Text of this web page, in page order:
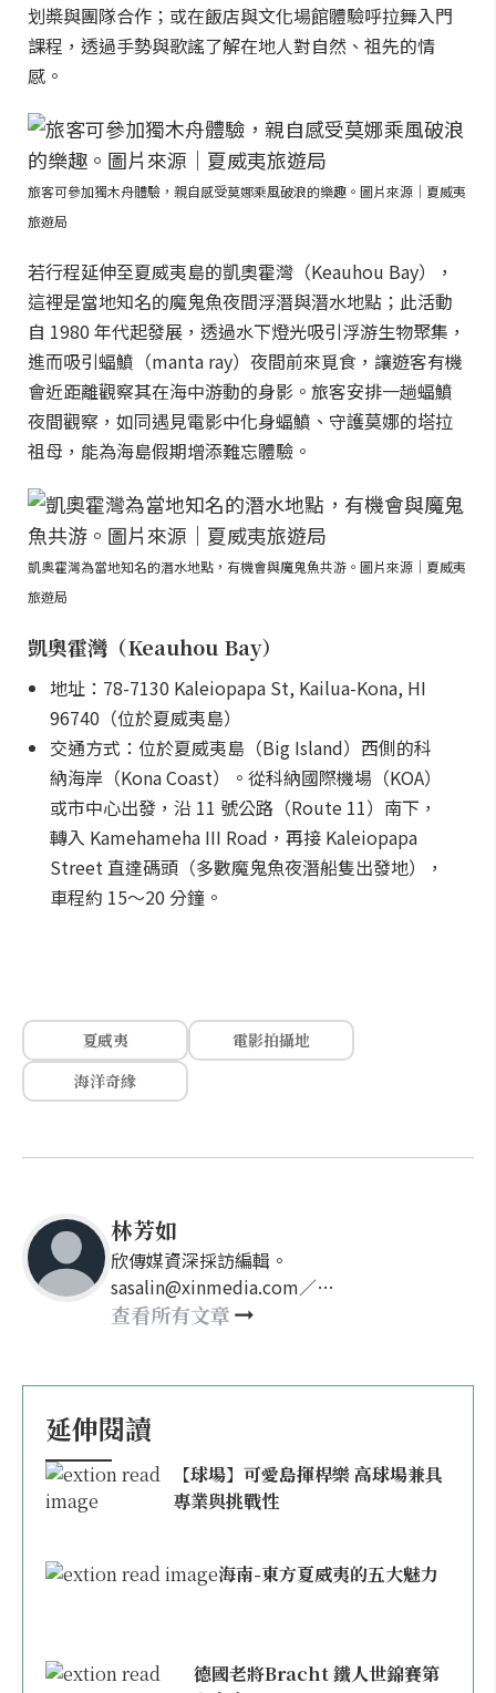
划槳與團隊合作；或在飯店與文化場館體驗呼拉舞入門
課程，透過手勢與歌謠了解在地人對自然、祖先的情
感。
旅客可參加獨木舟體驗，親自感受莫娜乘風破浪的樂趣。圖片來源｜夏威夷
旅遊局
若行程延伸至夏威夷島的凱奧霍灣（Keauhou Bay），
這裡是當地知名的魔鬼魚夜間浮潛與潛水地點；此活動
自 1980 年代起發展，透過水下燈光吸引浮游生物聚集，
進而吸引蝠鱝（manta ray）夜間前來覓食，讓遊客有機
會近距離觀察其在海中游動的身影。旅客安排一趟蝠鱝
夜間觀察，如同遇見電影中化身蝠鱝、守護莫娜的塔拉
祖母，能為海島假期增添難忘體驗。
凱奧霍灣為當地知名的潛水地點，有機會與魔鬼魚共游。圖片來源｜夏威夷
旅遊局
凱奧霍灣（Keauhou Bay）
地址：78-7130 Kaleiopapa St, Kailua-Kona, HI
96740（位於夏威夷島）
交通方式：位於夏威夷島（Big Island）西側的科
納海岸（Kona Coast）。從科納國際機場（KOA）
或市中心出發，沿 11 號公路（Route 11）南下，
轉入 Kamehameha III Road，再接 Kaleiopapa
Street 直達碼頭（多數魔鬼魚夜潛船隻出發地），
車程約 15～20 分鐘。
夏威夷
電影拍攝地
海洋奇緣
林芳如
欣傳媒資深採訪編輯。
sasalin@xinmedia.com／
happy21917@gmail.com
查看所有文章
延伸閱讀
【球場】可愛島揮桿樂 高球場兼具
專業與挑戰性
海南-東方夏威夷的五大魅力
德國老將Bracht 鐵人世錦賽第